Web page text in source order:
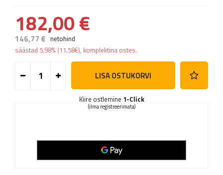
182,00 €
146,77 € netohind
säästad 5.98% (11.58€), komplektina ostes.
LISA OSTUKORVI
Kiire ostlemine 1-Click
(ilma registreerimata)